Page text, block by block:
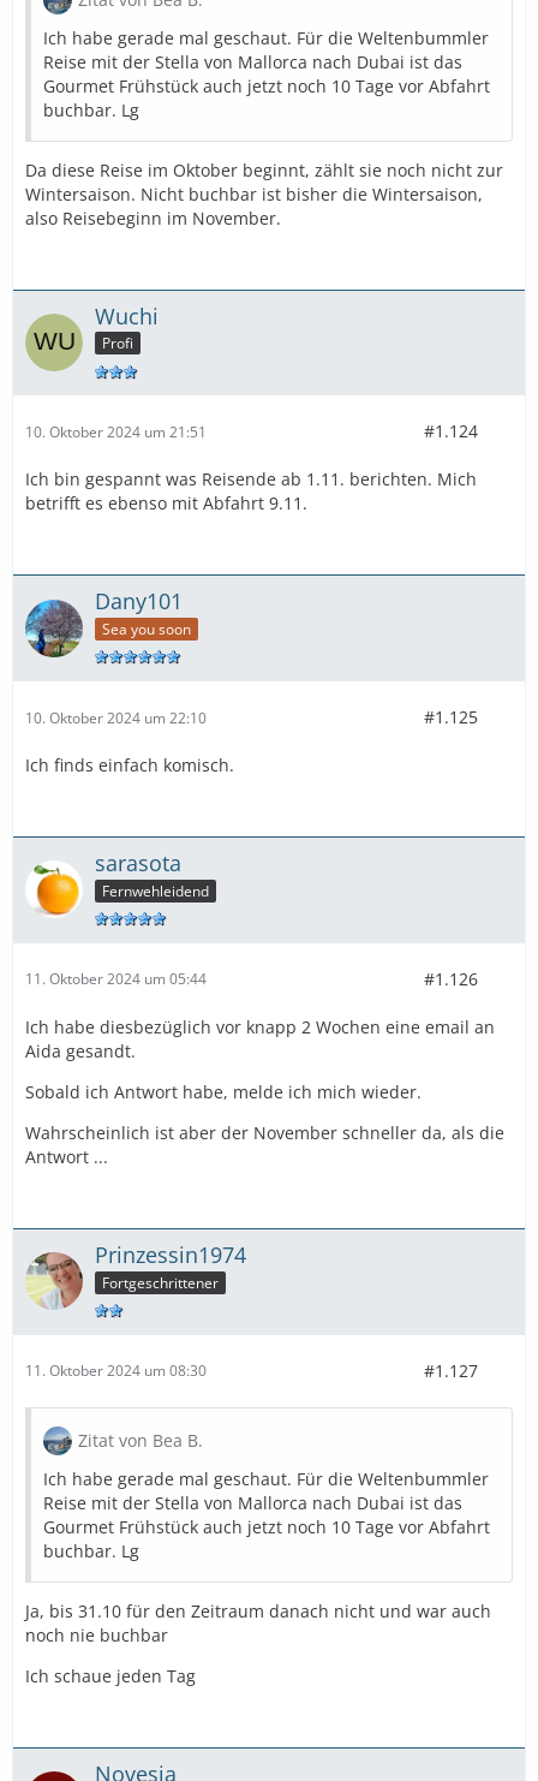
Ich habe gerade mal geschaut. Für die Weltenbummler
Reise mit der Stella von Mallorca nach Dubai ist das
Gourmet Frühstück auch jetzt noch 10 Tage vor Abfahrt
buchbar. Lg
Da diese Reise im Oktober beginnt, zählt sie noch nicht zur
Wintersaison. Nicht buchbar ist bisher die Wintersaison,
also Reisebeginn im November.
Wuchi
Profi
10. Oktober 2024 um 21:51 #1.124
Ich bin gespannt was Reisende ab 1.11. berichten. Mich
betrifft es ebenso mit Abfahrt 9.11.
Dany101
Sea you soon
10. Oktober 2024 um 22:10 #1.125
Ich finds einfach komisch.
sarasota
Fernwehleidend
11. Oktober 2024 um 05:44 #1.126
Ich habe diesbezüglich vor knapp 2 Wochen eine email an
Aida gesandt.
Sobald ich Antwort habe, melde ich mich wieder.
Wahrscheinlich ist aber der November schneller da, als die
Antwort ...
Prinzessin1974
Fortgeschrittener
11. Oktober 2024 um 08:30 #1.127
Zitat von Bea B.
Ich habe gerade mal geschaut. Für die Weltenbummler
Reise mit der Stella von Mallorca nach Dubai ist das
Gourmet Frühstück auch jetzt noch 10 Tage vor Abfahrt
buchbar. Lg
Ja, bis 31.10 für den Zeitraum danach nicht und war auch
noch nie buchbar
Ich schaue jeden Tag
Novesia